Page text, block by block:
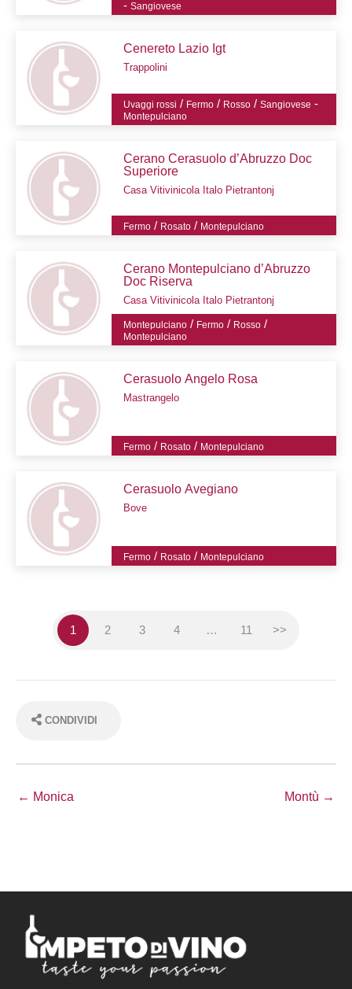
-Sangiovese
Cenereto Lazio Igt
Trappolini
Uvaggi rossi / Fermo / Rosso /Sangiovese -
Montepulciano
Cerano Cerasuolo d’Abruzzo Doc
Superiore
Casa Vitivinicola Italo Pietrantonj
Fermo / Rosato / Montepulciano
Cerano Montepulciano d’Abruzzo
Doc Riserva
Casa Vitivinicola Italo Pietrantonj
Montepulciano / Fermo / Rosso /
Montepulciano
Cerasuolo Angelo Rosa
Mastrangelo
Fermo / Rosato / Montepulciano
Cerasuolo Avegiano
Bove
Fermo / Rosato / Montepulciano
1 2 3 4 … 11 >>
CONDIVIDI
← Monica Montù →